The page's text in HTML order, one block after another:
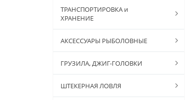
ТРАНСПОРТИРОВКА и
ХРАНЕНИЕ
АКСЕССУАРЫ РЫБОЛОВНЫЕ
ГРУЗИЛА, ДЖИГ-ГОЛОВКИ
ШТЕКЕРНАЯ ЛОВЛЯ